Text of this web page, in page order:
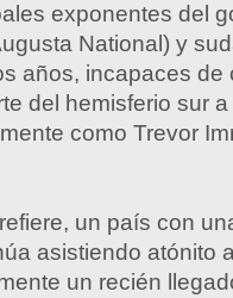
exponentes del
National) y
años, incapaces de
del hemisferio sur
como Trevor
un país con
asistiendo atónito
un recién